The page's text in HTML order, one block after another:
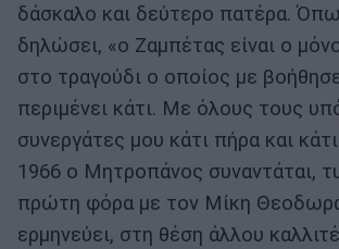
δάσκαλο και δεύτερο πατέρα.
δηλώσει, «ο Ζαμπέτας είναι ο
στο τραγούδι ο οποίος με
περιμένει κάτι. Με όλους τους
συνεργάτες μου κάτι πήρα και
1966 ο Μητροπάνος συναντάται,
πρώτη φόρα με τον Μίκη
ερμηνεύει, στη θέση άλλου